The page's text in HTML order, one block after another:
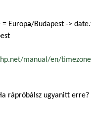
= Europa/Budapest ->
manual/en/
rápróbálsz ugyanitt erre?